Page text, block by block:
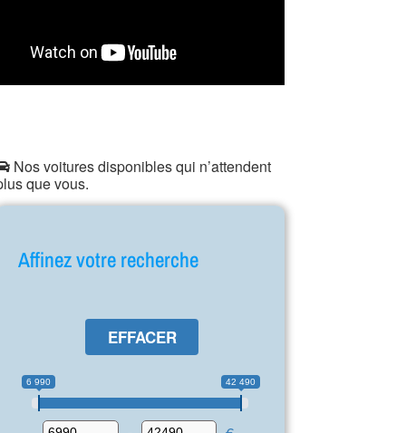
Nos voitures disponibles qui n’attendent
que vous.
Affinez votre recherche
EFFACER
6 990 42 490